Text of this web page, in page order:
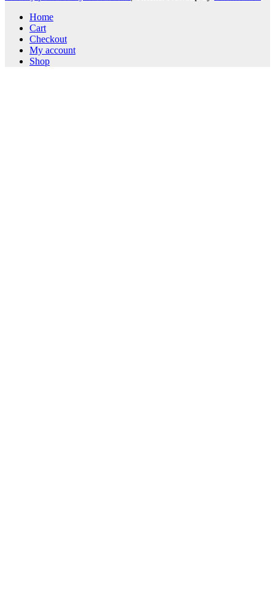
Home
Cart
Checkout
My account
Shop